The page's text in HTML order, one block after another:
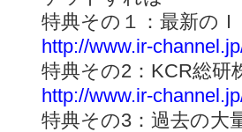
特典その１：最新の
http://www.ir-
特典その2：KCR総研
http://www.ir-
特典その3：過去の大